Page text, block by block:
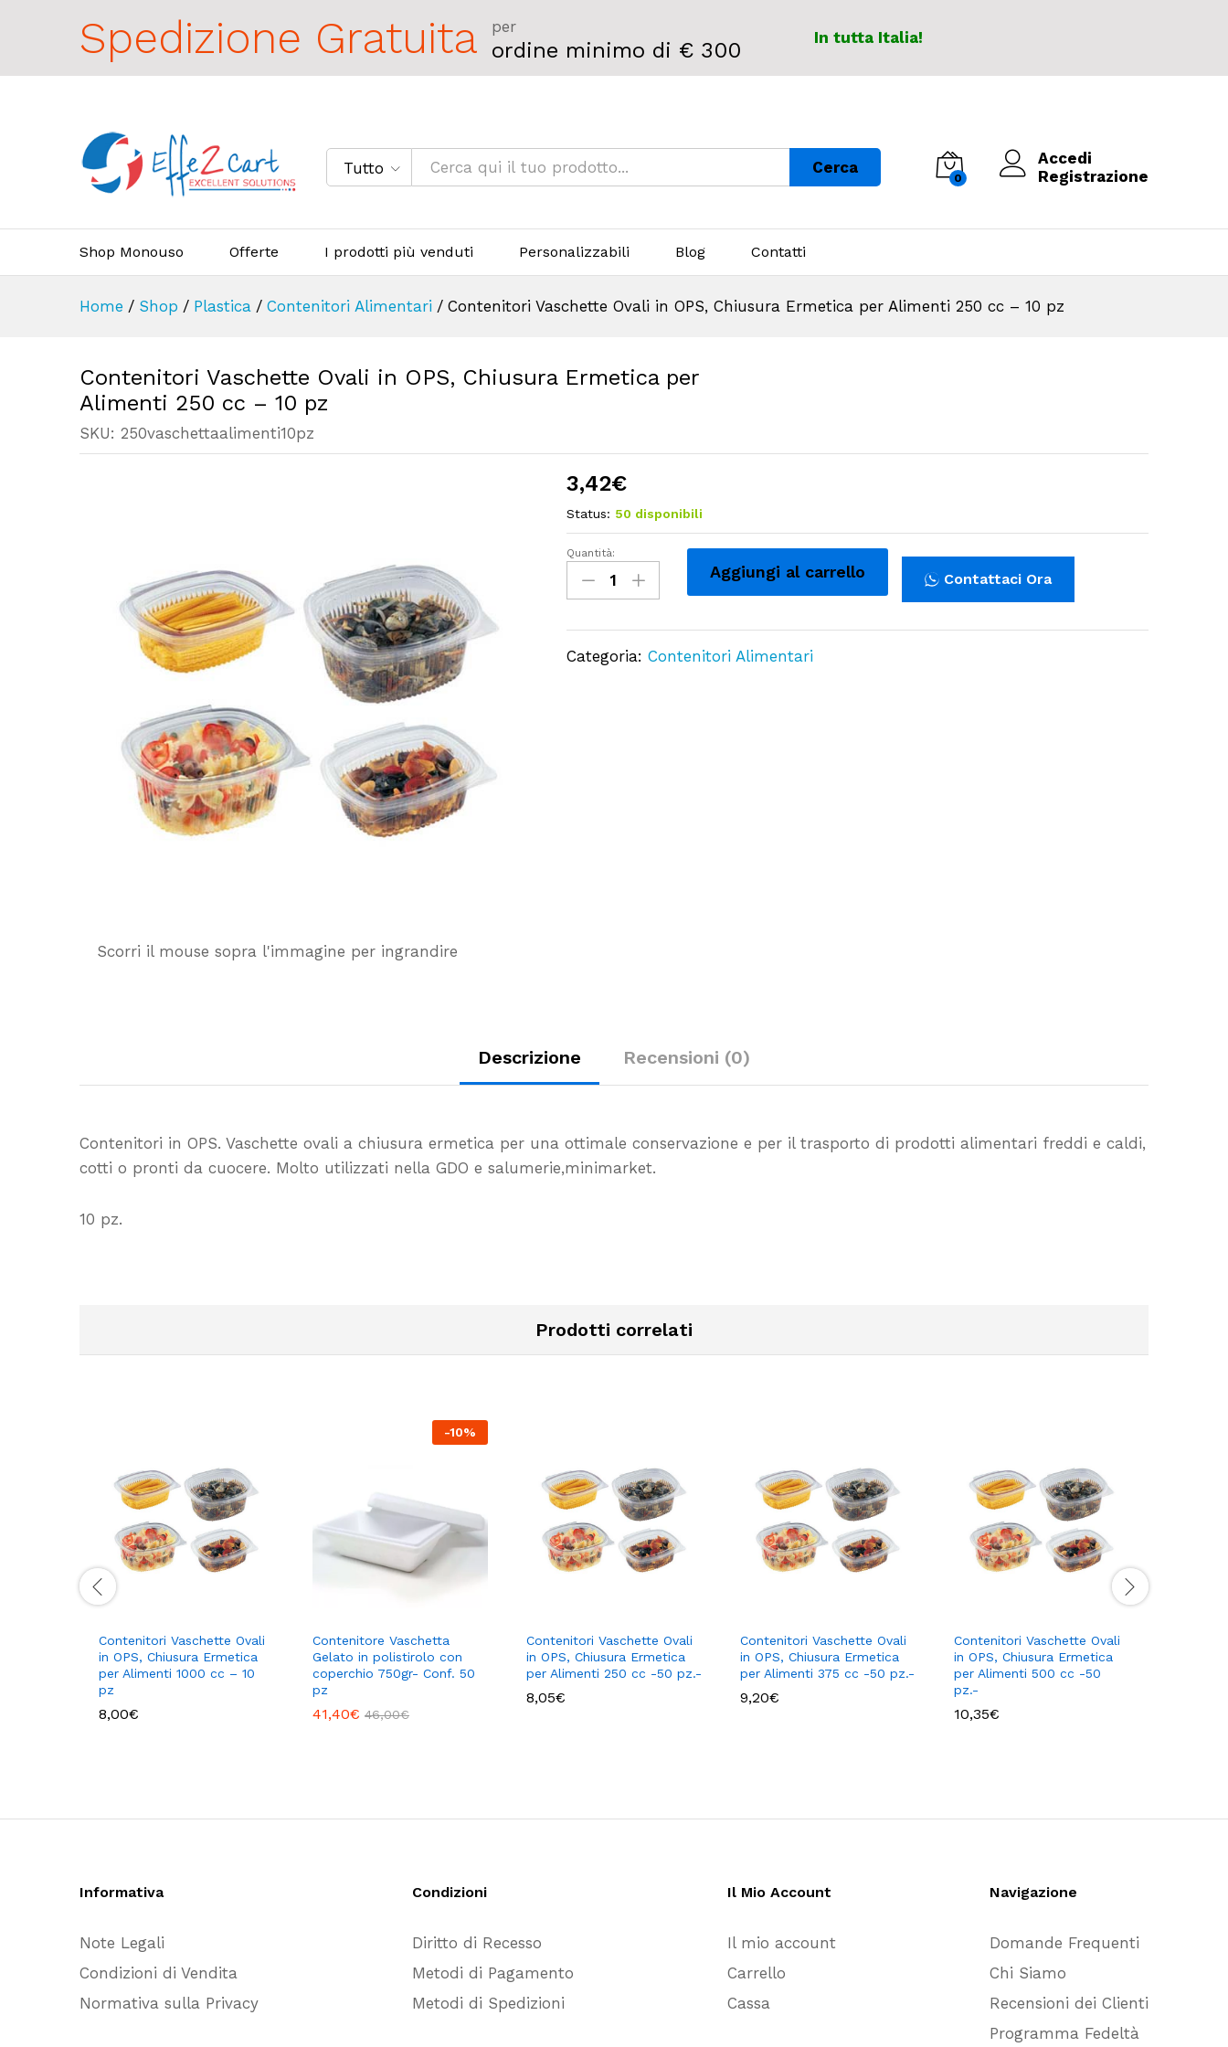
Spedizione Gratuita per
ordine minimo di € 300 In tutta Italia!
Tutto Cerca
0
Accedi
Registrazione
Shop Monouso Offerte I prodotti più venduti Personalizzabili Blog Contatti
Home / Shop / Plastica / Contenitori Alimentari / Contenitori Vaschette Ovali in OPS, Chiusura Ermetica per Alimenti 250 cc – 10 pz
Contenitori Vaschette Ovali in OPS, Chiusura Ermetica per
Alimenti 250 cc – 10 pz
SKU: 250vaschettaalimenti10pz
Scorri il mouse sopra l'immagine per ingrandire
3,42€
Status: 50 disponibili
Contenitori
Vaschette
in
OPS,
Quantità:
Aggiungi al carrello Contattaci Ora
Categoria:Contenitori Alimentari
Descrizione Recensioni (0)
Contenitori in OPS. Vaschette ovali a chiusura ermetica per una ottimale conservazione e per il trasporto di prodotti alimentari freddi e caldi,
cotti o pronti da cuocere. Molto utilizzati nella GDO e salumerie,minimarket.
10 pz.
Prodotti correlati
Contenitori Vaschette Ovali
in OPS, Chiusura Ermetica
per Alimenti 1000 cc – 10
pz
8,00€
-10%
Contenitore Vaschetta
Gelato in polistirolo con
coperchio 750gr- Conf. 50
pz
41,40€ 46,00€
Contenitori Vaschette Ovali
in OPS, Chiusura Ermetica
per Alimenti 250 cc -50 pz.-
8,05€
Contenitori Vaschette Ovali
in OPS, Chiusura Ermetica
per Alimenti 375 cc -50 pz.-
9,20€
Contenitori Vaschette Ovali
in OPS, Chiusura Ermetica
per Alimenti 500 cc -50
pz.-
10,35€
Informativa
Note Legali
Condizioni di Vendita
Normativa sulla Privacy
Condizioni
Diritto di Recesso
Metodi di Pagamento
Metodi di Spedizioni
Il Mio Account
Il mio account
Carrello
Cassa
Navigazione
Domande Frequenti
Chi Siamo
Recensioni dei Clienti
Programma Fedeltà